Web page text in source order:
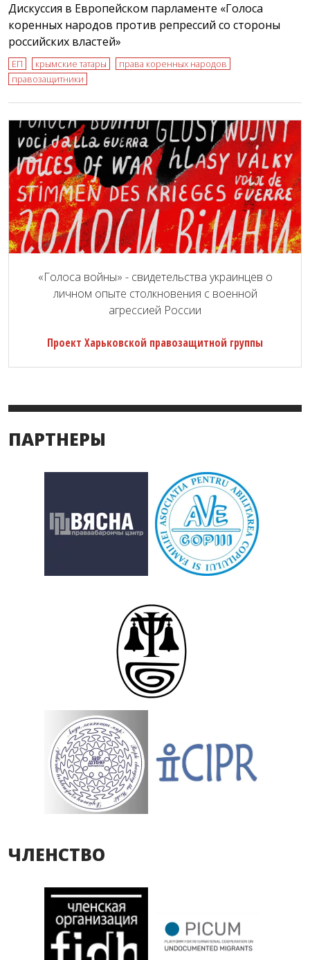
Дискуссия в Европейском парламенте «Голоса
коренных народов против репрессий со стороны
российских властей»
ЕП крымские татары
права коренных народов
правозащитники
«Голоса войны» - свидетельства украинцев о
личном опыте столкновения с военной
агрессией России
Проект Харьковской правозащитной группы
ПАРТНЕРЫ
ЧЛЕНСТВО